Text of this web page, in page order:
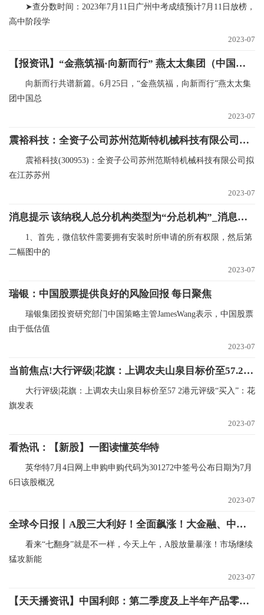
➤查分数时间：2023年7月11日广州中考成绩预计7月11日放榜，
高中阶段学
2023-07
【报资讯】“金燕筑福·向新而行” 燕太太集团（中国）总部大楼落成庆典 圆满举办
向新而行共谱新篇。6月25日，“金燕筑福，向新而行”燕太太集
团中国总
2023-07
震裕科技：全资子公司苏州范斯特机械科技有限公司拟在江苏苏州投资建设范斯特新能源智能制造总部项目
震裕科技(300953)：全资子公司苏州范斯特机械科技有限公司拟
在江苏苏州
2023-07
消息提示 该纳税人总分机构类型为“分总机构”_消息提示_滚动
1、首先，微信软件需要拥有安装时所申请的所有权限，然后第
二幅图中的
2023-07
瑞银：中国股票提供良好的风险回报 每日聚焦
瑞银集团投资研究部门中国策略主管JamesWang表示，中国股票
由于低估值
2023-07
当前焦点!大行评级|花旗：上调农夫山泉目标价至57.2港元评级“买入”
大行评级|花旗：上调农夫山泉目标价至57 2港元评级“买入”：花
旗发表
2023-07
看热讯：【新股】一图读懂英华特
英华特7月4日网上申购申购代码为301272中签号公布日期为7月
6日该股概况
2023-07
全球今日报丨A股三大利好！全面飙涨！大金融、中字头等权重股发力
看来“七翻身”就是不一样，今天上午，A股放量暴涨！市场继续
猛攻新能
2023-07
【天天播资讯】中国利郎：第二季度及上半年产品零售金额同比录得高单位数增长